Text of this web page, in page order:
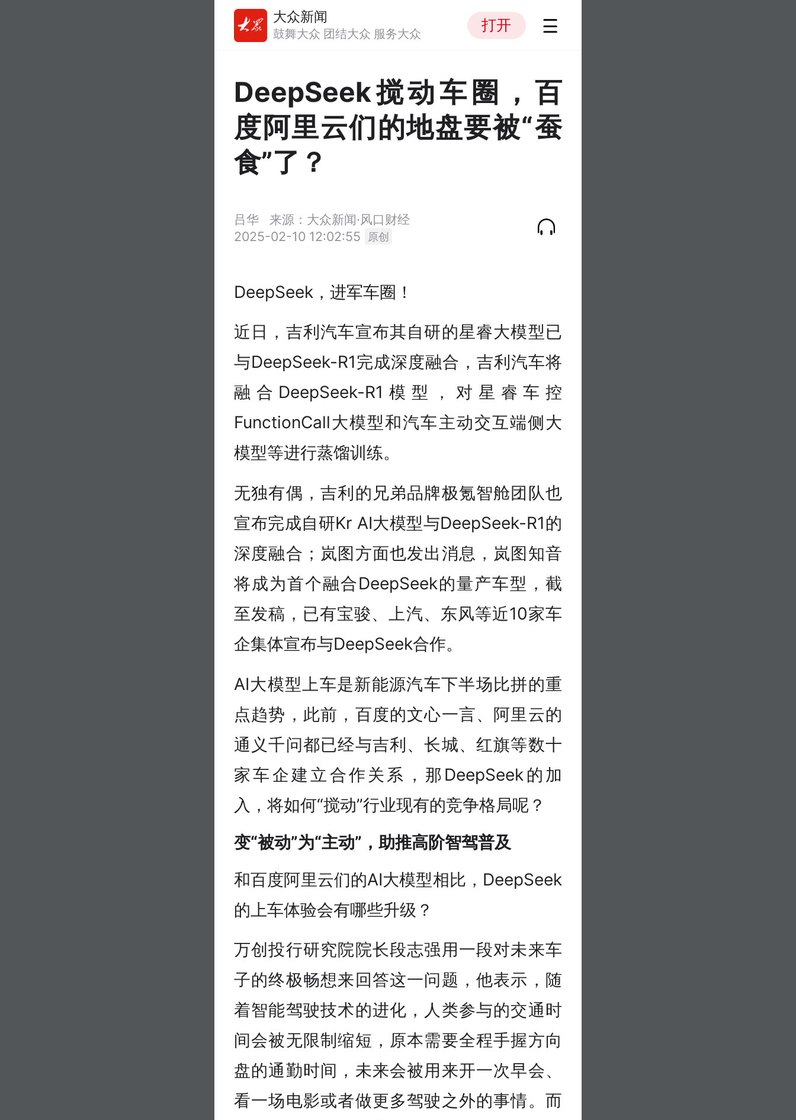
大众新闻
鼓舞大众 团结大众 服务大众 打开
DeepSeek搅动车圈，百
度阿里云们的地盘要被“蚕
食”了？
吕华
来源：大众新闻·风口财经
2025-02-10 12:02:55
原创
DeepSeek，进军车圈！
近日，吉利汽车宣布其自研的星睿大模型已
与DeepSeek-R1完成深度融合，吉利汽车将
融合DeepSeek-R1模型，对星睿车控
FunctionCall大模型和汽车主动交互端侧大
模型等进行蒸馏训练。
无独有偶，吉利的兄弟品牌极氪智舱团队也
宣布完成自研Kr AI大模型与DeepSeek-R1的
深度融合；岚图方面也发出消息，岚图知音
将成为首个融合DeepSeek的量产车型，截
至发稿，已有宝骏、上汽、东风等近10家车
企集体宣布与DeepSeek合作。
AI大模型上车是新能源汽车下半场比拼的重
点趋势，此前，百度的文心一言、阿里云的
通义千问都已经与吉利、长城、红旗等数十
家车企建立合作关系，那DeepSeek的加
入，将如何“搅动”行业现有的竞争格局呢？
变“被动”为“主动”，助推高阶智驾普及
和百度阿里云们的AI大模型相比，DeepSeek
的上车体验会有哪些升级？
万创投行研究院院长段志强用一段对未来车
子的终极畅想来回答这一问题，他表示，随
着智能驾驶技术的进化，人类参与的交通时
间会被无限制缩短，原本需要全程手握方向
盘的通勤时间，未来会被用来开一次早会、
看一场电影或者做更多驾驶之外的事情。而